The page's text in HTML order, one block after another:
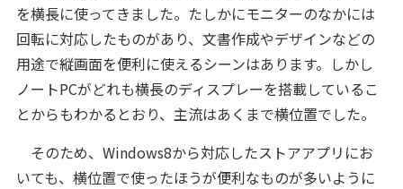
を横長に使ってきました。たしかにモニターのなかには
回転に対応したものがあり、文書作成やデザインなどの
用途で縦画面を便利に使えるシーンはあります。しかし
ノートPCがどれも横長のディスプレーを搭載しているこ
とからもわかるとおり、主流はあくまで横位置でした。
そのため、Windows8から対応したストアアプリにお
いても、横位置で使ったほうが便利なものが多いように